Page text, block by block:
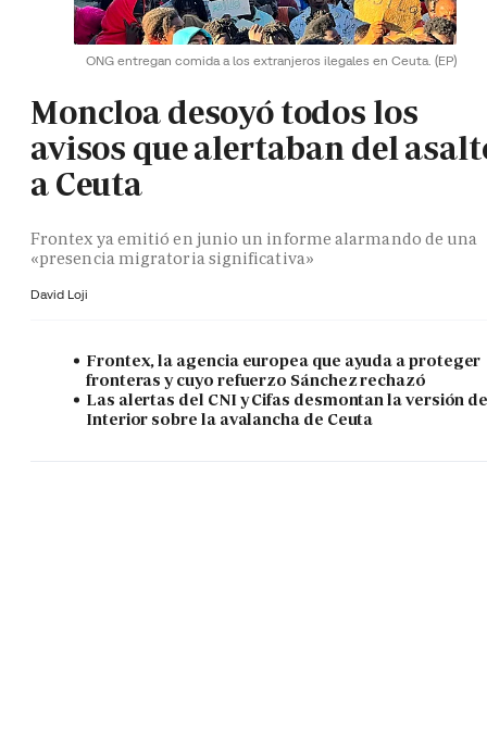
ONG entregan comida a los extranjeros ilegales en Ceuta. (EP)
Moncloa desoyó todos los
avisos que alertaban del
a Ceuta
Frontex ya emitió en junio un informe alarmando de una
«presencia migratoria significativa»
David Loji
Frontex, la agencia europea que ayuda a proteger
fronteras y cuyo refuerzo Sánchez rechazó
Las alertas del CNI y Cifas desmontan la versión
Interior sobre la avalancha de Ceuta